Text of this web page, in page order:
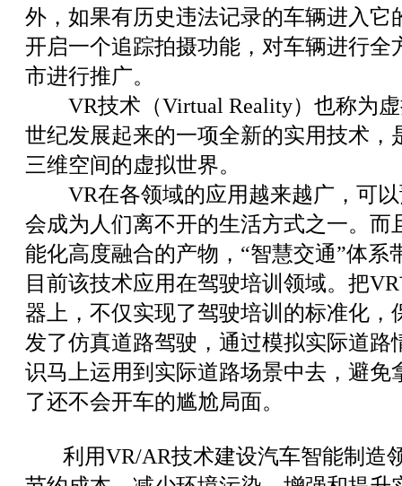
外，如果有历史违法记录的车辆进入它
开启一个追踪拍摄功能，对车辆进行全
市进行推广。
VR技术（Virtual Reality）也称为虚
世纪发展起来的一项全新的实用技术，
三维空间的虚拟世界。
VR在各领域的应用越来越广，可以
会成为人们离不开的生活方式之一。而
能化高度融合的产物，“智慧交通”体系
目前该技术应用在驾驶培训领域。把
器上，不仅实现了驾驶培训的标准化
发了仿真道路驾驶，通过模拟实际道
识马上运用到实际道路场景中去，避免
了还不会开车的尴尬局面。
利用VR/AR技术建设汽车智能制造